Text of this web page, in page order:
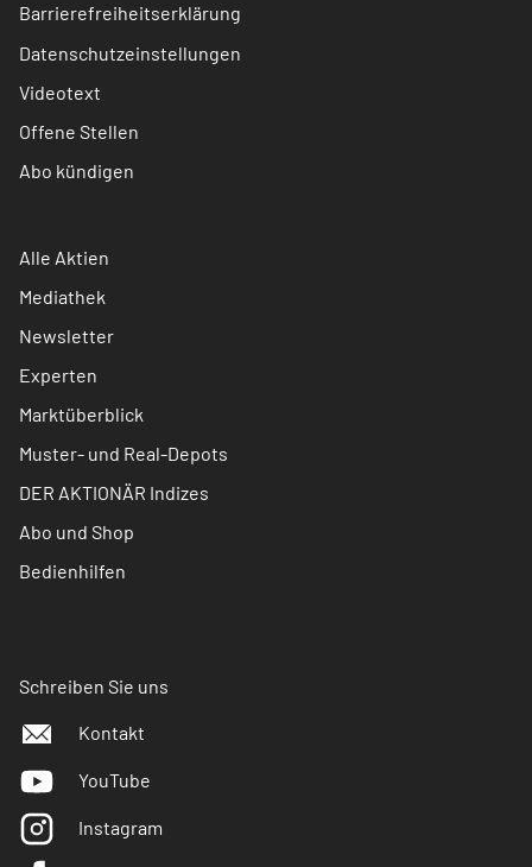
Barrierefreiheitserklärung
Datenschutzeinstellungen
Videotext
Offene Stellen
Abo kündigen
Alle Aktien
Mediathek
Newsletter
Experten
Marktüberblick
Muster- und Real-Depots
DER AKTIONÄR Indizes
Abo und Shop
Bedienhilfen
Schreiben Sie uns
Kontakt
YouTube
Instagram